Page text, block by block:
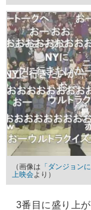
（画像は 「ダンジョン
上映会より）
3番目に盛り上が